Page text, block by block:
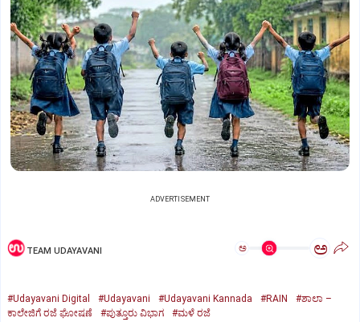
ADVERTISEMENT
TEAM UDAYAVANI ಅ ಅ
#Udayavani Digital #Udayavani #Udayavani Kannada #RAIN
#ಶಾಲಾ –
ಕಾಲೇಜಿಗೆ ರಜೆ ಘೋಷಣೆ
#ಪುತ್ತೂರು ವಿಭಾಗ #ಮಳೆ ರಜೆ